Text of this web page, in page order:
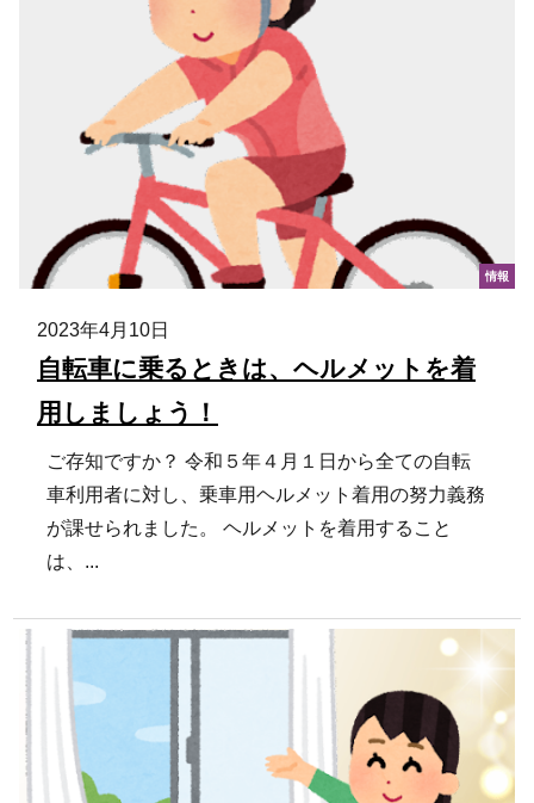
情報
2023年4月10日
自転車に乗るときは、ヘルメットを着
用しましょう！
ご存知ですか？ 令和５年４月１日から全ての自転
車利用者に対し、乗車用ヘルメット着用の努力義務
が課せられました。 ヘルメットを着用すること
は、...